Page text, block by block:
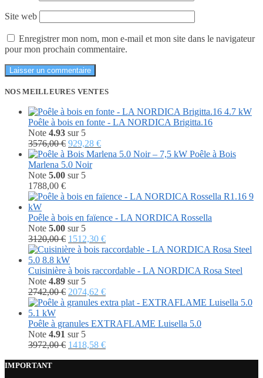
Site web
Enregistrer mon nom, mon e-mail et mon site dans le navigateur
pour mon prochain commentaire.
NOS MEILLEURES VENTES
Poêle à bois en fonte - LA NORDICA Brigitta.16
Note 4.93 sur 5
3576,00€ Le
prix
initial
était :
929,28 €Le
prix
Poêle à Bois
Marlena 5.0 Noir
Note 5.00 sur 5
1788,00 €
Poêle à bois en faïence - LA NORDICA Rossella
Note 5.00 sur 5
3120,00€ Le
prix
initial
était :
3120,00 €.
1512,30 €Le
prix
est :
Cuisinière à bois raccordable - LA NORDICA Rosa Steel
Note 4.89 sur 5
2742,00€ Le
prix
était :
2742,00 €.
2074,62 €Le
prix
est :
Poêle à granules EXTRAFLAME Luisella 5.0
Note 4.91 sur 5
3972,00€ Le
1418,58 €Le
IMPORTANT